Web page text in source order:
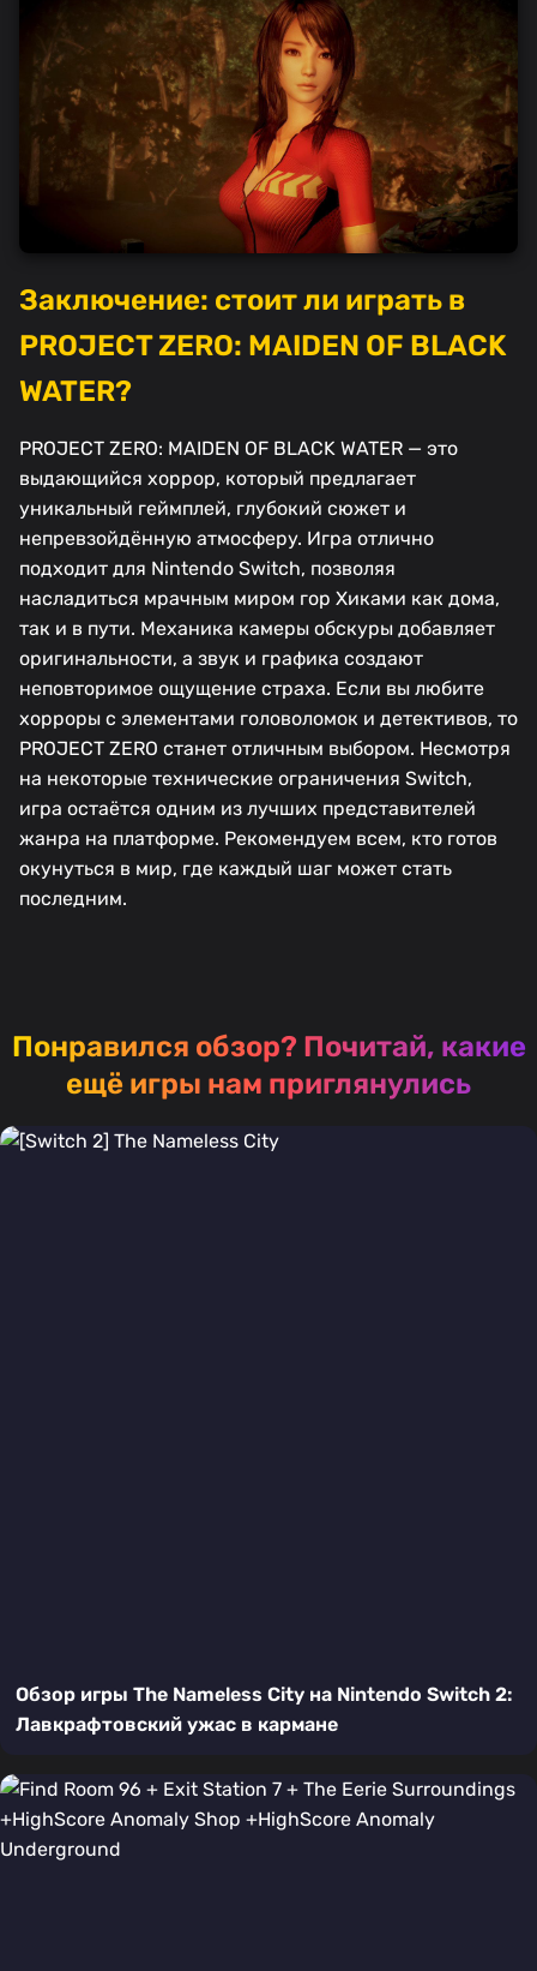
Заключение: стоит ли играть в
PROJECT ZERO: MAIDEN OF BLACK
WATER?
PROJECT ZERO: MAIDEN OF BLACK WATER — это
выдающийся хоррор, который предлагает
уникальный геймплей, глубокий сюжет и
непревзойдённую атмосферу. Игра отлично
подходит для Nintendo Switch, позволяя
насладиться мрачным миром гор Хиками как дома,
так и в пути. Механика камеры обскуры добавляет
оригинальности, а звук и графика создают
неповторимое ощущение страха. Если вы любите
хорроры с элементами головоломок и детективов, то
PROJECT ZERO станет отличным выбором. Несмотря
на некоторые технические ограничения Switch,
игра остаётся одним из лучших представителей
жанра на платформе. Рекомендуем всем, кто готов
окунуться в мир, где каждый шаг может стать
последним.
Понравился обзор? Почитай, какие
ещё игры нам приглянулись
Обзор игры The Nameless City на Nintendo Switch 2:
Лавкрафтовский ужас в кармане